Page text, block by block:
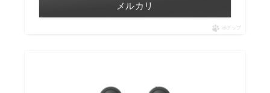
メルカリ
ポチップ